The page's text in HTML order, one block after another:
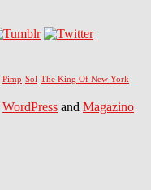
Pimp Sol The King Of New York
WordPress and Magazino